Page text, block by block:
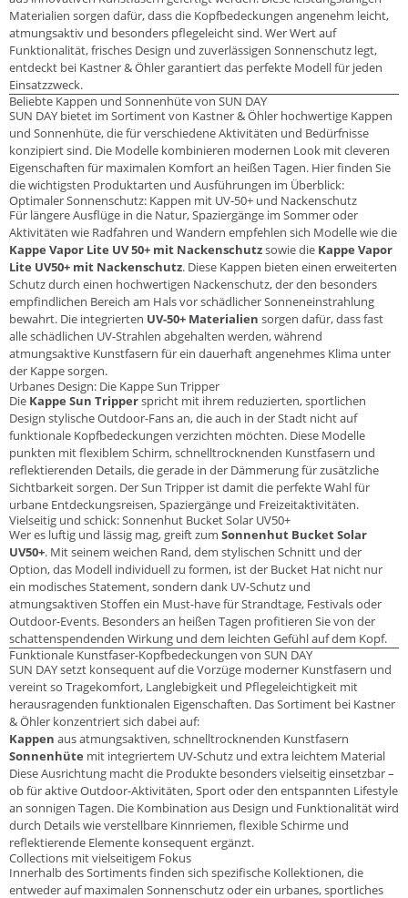
Materialien sorgen dafür, dass die Kopfbedeckungen angenehm leicht,
atmungsaktiv und besonders pflegeleicht sind. Wer Wert auf
Funktionalität, frisches Design und zuverlässigen Sonnenschutz legt,
entdeckt bei Kastner & Öhler garantiert das perfekte Modell für jeden
Einsatzzweck.
Beliebte Kappen und Sonnenhüte von SUN DAY
SUN DAY bietet im Sortiment von Kastner & Öhler hochwertige Kappen
und Sonnenhüte, die für verschiedene Aktivitäten und Bedürfnisse
konzipiert sind. Die Modelle kombinieren modernen Look mit cleveren
Eigenschaften für maximalen Komfort an heißen Tagen. Hier finden Sie
die wichtigsten Produktarten und Ausführungen im Überblick:
Optimaler Sonnenschutz: Kappen mit UV-50+ und Nackenschutz
Für längere Ausflüge in die Natur, Spaziergänge im Sommer oder
Aktivitäten wie Radfahren und Wandern empfehlen sich Modelle wie die
Kappe Vapor Lite UV 50+ mit Nackenschutzsowie die Kappe Vapor
Lite UV50+ mit Nackenschutz. Diese Kappen bieten einen erweiterten
Schutz durch einen hochwertigen Nackenschutz, der den besonders
empfindlichen Bereich am Hals vor schädlicher Sonneneinstrahlung
bewahrt. Die integrierten UV-50+ Materialien sorgen dafür, dass fast
alle schädlichen UV-Strahlen abgehalten werden, während
atmungsaktive Kunstfasern für ein dauerhaft angenehmes Klima unter
der Kappe sorgen.
Urbanes Design: Die Kappe Sun Tripper
Die Kappe Sun Tripperspricht mit ihrem reduzierten, sportlichen
Design stylische Outdoor-Fans an, die auch in der Stadt nicht auf
funktionale Kopfbedeckungen verzichten möchten. Diese Modelle
punkten mit flexiblem Schirm, schnelltrocknenden Kunstfasern und
reflektierenden Details, die gerade in der Dämmerung für zusätzliche
Sichtbarkeit sorgen. Der Sun Tripper ist damit die perfekte Wahl für
urbane Entdeckungsreisen, Spaziergänge und Freizeitaktivitäten.
Vielseitig und schick: Sonnenhut Bucket Solar UV50+
Wer es luftig und lässig mag, greift zum Sonnenhut Bucket Solar
UV50+. Mit seinem weichen Rand, dem stylischen Schnitt und der
Option, das Modell individuell zu formen, ist der Bucket Hat nicht nur
ein modisches Statement, sondern dank UV-Schutz und
atmungsaktiven Stoffen ein Must-have für Strandtage, Festivals oder
Outdoor-Events. Besonders an heißen Tagen profitieren Sie von der
schattenspendenden Wirkung und dem leichten Gefühl auf dem Kopf.
Funktionale Kunstfaser-Kopfbedeckungen von SUN DAY
SUN DAY setzt konsequent auf die Vorzüge moderner Kunstfasern und
vereint so Tragekomfort, Langlebigkeit und Pflegeleichtigkeit mit
herausragenden funktionalen Eigenschaften. Das Sortiment bei Kastner
& Öhler konzentriert sich dabei auf:
Kappen aus atmungsaktiven, schnelltrocknenden Kunstfasern
Sonnenhüte mit integriertem UV-Schutz und extra leichtem Material
Diese Ausrichtung macht die Produkte besonders vielseitig einsetzbar –
ob für aktive Outdoor-Aktivitäten, Sport oder den entspannten Lifestyle
an sonnigen Tagen. Die Kombination aus Design und Funktionalität wird
durch Details wie verstellbare Kinnriemen, flexible Schirme und
reflektierende Elemente konsequent ergänzt.
Collections mit vielseitigem Fokus
Innerhalb des Sortiments finden sich spezifische Kollektionen, die
entweder auf maximalen Sonnenschutz oder ein urbanes, sportliches